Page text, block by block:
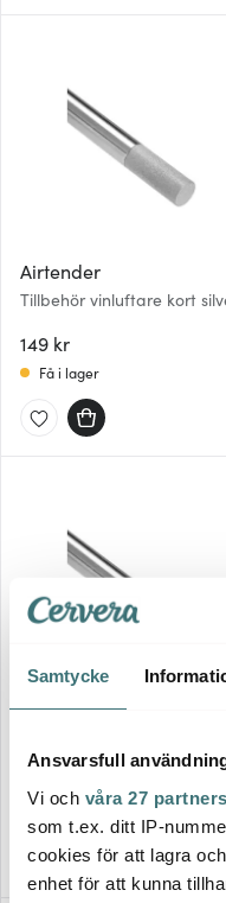
Samtycke
Ansvarsfull
Vi och våra 27 partners
som t.ex. ditt IP-
cookies för att lagra
enhet för att kunna
Airtender
Tillbehör vinluftare kort
149 kr
Få i lager
Airtender